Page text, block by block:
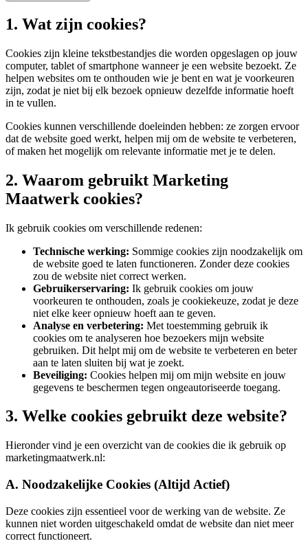
1. Wat zijn cookies?
Cookies zijn kleine tekstbestandjes die worden opgeslagen op jouw
computer, tablet of smartphone wanneer je een website bezoekt. Ze
helpen websites om te onthouden wie je bent en wat je voorkeuren
zijn, zodat je niet bij elk bezoek opnieuw dezelfde informatie hoeft
in te vullen.
Cookies kunnen verschillende doeleinden hebben: ze zorgen ervoor
dat de website goed werkt, helpen mij om de website te verbeteren,
of maken het mogelijk om relevante informatie met je te delen.
2. Waarom gebruikt Marketing
Maatwerk cookies?
Ik gebruik cookies om verschillende redenen:
Technische werking: Sommige cookies zijn noodzakelijk om
de website goed te laten functioneren. Zonder deze cookies
zou de website niet correct werken.
Gebruikerservaring: Ik gebruik cookies om jouw
voorkeuren te onthouden, zoals je cookiekeuze, zodat je deze
niet elke keer opnieuw hoeft aan te geven.
Analyse en verbetering: Met toestemming gebruik ik
cookies om te analyseren hoe bezoekers mijn website
gebruiken. Dit helpt mij om de website te verbeteren en beter
aan te laten sluiten bij wat je zoekt.
Beveiliging: Cookies helpen mij om mijn website en jouw
gegevens te beschermen tegen ongeautoriseerde toegang.
3. Welke cookies gebruikt deze website?
Hieronder vind je een overzicht van de cookies die ik gebruik op
marketingmaatwerk.nl:
A. Noodzakelijke Cookies (Altijd Actief)
Deze cookies zijn essentieel voor de werking van de website. Ze
kunnen niet worden uitgeschakeld omdat de website dan niet meer
correct functioneert.